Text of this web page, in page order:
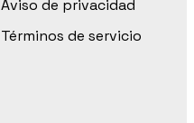
Aviso de privacidad
Términos de servicio